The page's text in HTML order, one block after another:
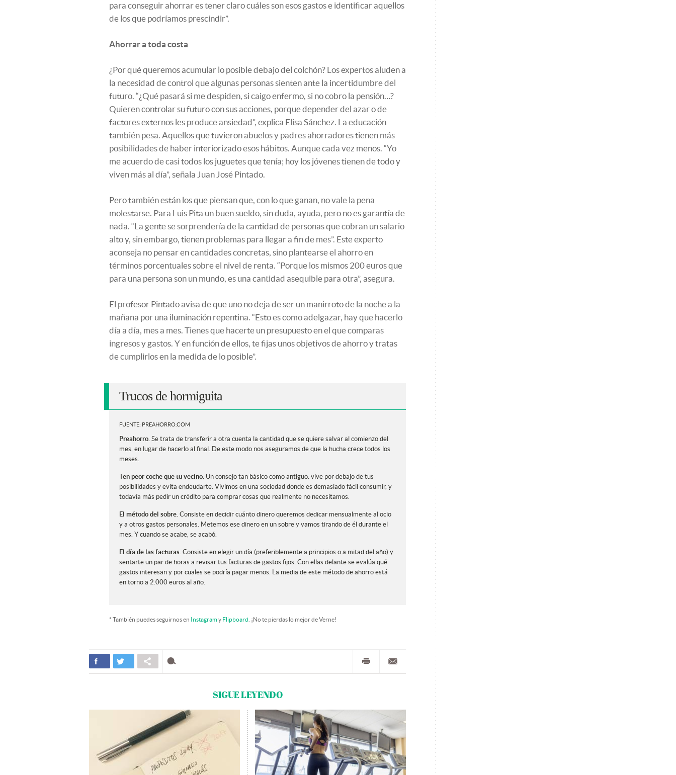
para conseguir ahorrar es tener claro cuáles son esos gastos e identificar aquellos
de los que podríamos prescindir”.
Ahorrar a toda costa
¿Por qué queremos acumular lo posible debajo del colchón? Los expertos aluden a
la necesidad de control que algunas personas sienten ante la incertidumbre del
futuro. “¿Qué pasará si me despiden, si caigo enfermo, si no cobro la pensión…?
Quieren controlar su futuro con sus acciones, porque depender del azar o de
factores externos les produce ansiedad”, explica Elisa Sánchez. La educación
también pesa. Aquellos que tuvieron abuelos y padres ahorradores tienen más
posibilidades de haber interiorizado esos hábitos. Aunque cada vez menos. “Yo
me acuerdo de casi todos los juguetes que tenía; hoy los jóvenes tienen de todo y
viven más al día”, señala Juan José Pintado.
Pero también están los que piensan que, con lo que ganan, no vale la pena
molestarse. Para Luis Pita un buen sueldo, sin duda, ayuda, pero no es garantía de
nada. “La gente se sorprendería de la cantidad de personas que cobran un salario
alto y, sin embargo, tienen problemas para llegar a fin de mes”. Este experto
aconseja no pensar en cantidades concretas, sino plantearse el ahorro en
términos porcentuales sobre el nivel de renta. “Porque los mismos 200 euros que
para una persona son un mundo, es una cantidad asequible para otra”, asegura.
El profesor Pintado avisa de que uno no deja de ser un manirroto de la noche a la
mañana por una iluminación repentina. “Esto es como adelgazar, hay que hacerlo
día a día, mes a mes. Tienes que hacerte un presupuesto en el que comparas
ingresos y gastos. Y en función de ellos, te fijas unos objetivos de ahorro y tratas
de cumplirlos en la medida de lo posible”.
Trucos de hormiguita
FUENTE: PREAHORRO.COM
Preahorro. Se trata de transferir a otra cuenta la cantidad que se quiere salvar al comienzo del
mes, en lugar de hacerlo al final. De este modo nos aseguramos de que la hucha crece todos los
meses.
Ten peor coche que tu vecino. Un consejo tan básico como antiguo: vive por debajo de tus
posibilidades y evita endeudarte. Vivimos en una sociedad donde es demasiado fácil consumir, y
todavía más pedir un crédito para comprar cosas que realmente no necesitamos.
El método del sobre. Consiste en decidir cuánto dinero queremos dedicar mensualmente al ocio
y a otros gastos personales. Metemos ese dinero en un sobre y vamos tirando de él durante el
mes. Y cuando se acabe, se acabó.
El día de las facturas. Consiste en elegir un día (preferiblemente a principios o a mitad del año) y
sentarte un par de horas a revisar tus facturas de gastos fijos. Con ellas delante se evalúa qué
gastos interesan y por cuales se podría pagar menos. La media de este método de ahorro está
en torno a 2.000 euros al año.
* También puedes seguirnos en Instagramy Flipboard . ¡No te pierdas lo mejor de Verne!
SIGUE LEYENDO